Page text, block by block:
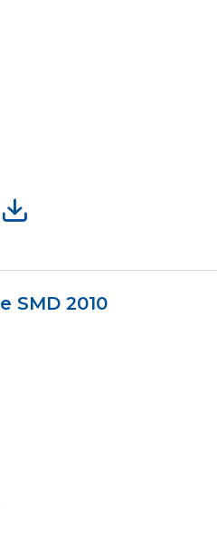
SMD 2010